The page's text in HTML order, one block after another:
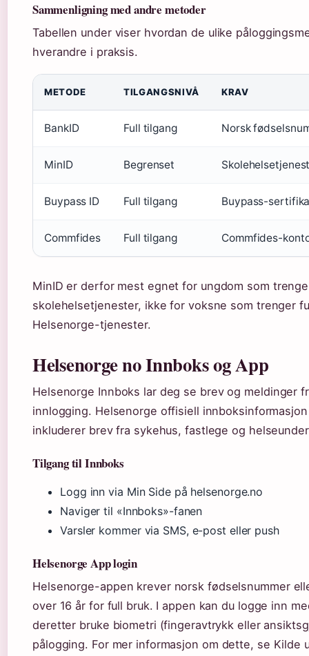
Sammenligning med andre metoder
Tabellen under viser hvordan de ulike
hverandre i praksis.
METODE TILGANGSNIVÅ KRAV
BankID Full tilgang Norsk
MinID Begrenset
Buypass ID Full tilgang Buypass-
Commfides Full tilgang Commfides-
MinID er derfor mest egnet for ungdom som
skolehelsetjenester, ikke for voksne som trenger
Helsenorge-tjenester.
Helsenorge no Innboks og App
Helsenorge Innboks lar deg se brev og meldinger
innlogging. Helsenorge offisiell
inkluderer brev fra sykehus, fastlege og
Tilgang til Innboks
Logg inn via Min Side på helsenorge.no
Naviger til «Innboks»-fanen
Varsler kommer via SMS, e-post eller push
Helsenorge App login
Helsenorge-appen krever norsk fødselsnummer
over 16 år for full bruk. I appen kan du logge inn
deretter bruke biometri (fingeravtrykk eller
pålogging. For mer informasjon om dette, se Kilde